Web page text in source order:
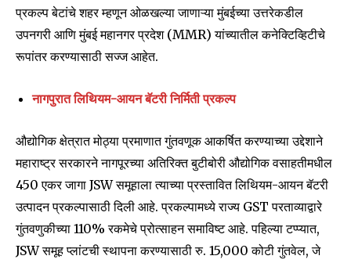
SUBSCRIBE
I've read and accept thePrivacy Policy.
6,300 32,111
Followers
75
Followers
प्रकल्प बेटांचे शहर म्हणून ओळखल्या जाणाऱ्या मुंबईच्या उत्तरेकडील
उपनगरी आणि मुंबई महानगर प्रदेश (MMR) यांच्यातील कनेक्टिव्हिटीचे
रूपांतर करण्यासाठी सज्ज आहेत.
नागपुरात लिथियम-आयन बॅटरी निर्मिती प्रकल्प
औद्योगिक क्षेत्रात मोठ्या प्रमाणात गुंतवणूक आकर्षित करण्याच्या उद्देशाने
महाराष्ट्र सरकारने नागपूरच्या अतिरिक्त बुटीबोरी औद्योगिक वसाहतीमधील
450 एकर जागा JSW समूहाला त्याच्या प्रस्तावित लिथियम-आयन बॅटरी
उत्पादन प्रकल्पासाठी दिली आहे. प्रकल्पामध्ये राज्य GST परताव्याद्वारे
गुंतवणुकीच्या 110% रकमेचे प्रोत्साहन समाविष्ट आहे. पहिल्या टप्प्यात,
JSW समूह प्लांटची स्थापना करण्यासाठी रु. 15,000 कोटी गुंतवेल, जे